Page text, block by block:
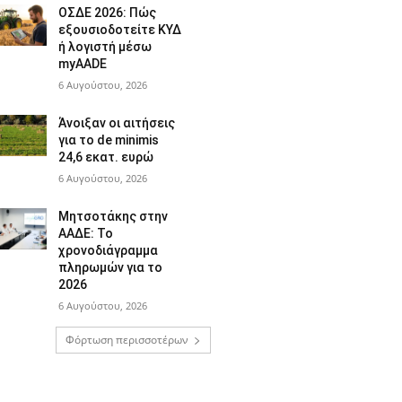
ΟΣΔΕ 2026: Πώς
εξουσιοδοτείτε ΚΥΔ
ή λογιστή μέσω
myAADE
6 Αυγούστου, 2026
Άνοιξαν οι αιτήσεις
για το de minimis
24,6 εκατ. ευρώ
6 Αυγούστου, 2026
Μητσοτάκης στην
ΑΑΔΕ: Το
χρονοδιάγραμμα
πληρωμών για το
2026
6 Αυγούστου, 2026
Φόρτωση περισσοτέρων